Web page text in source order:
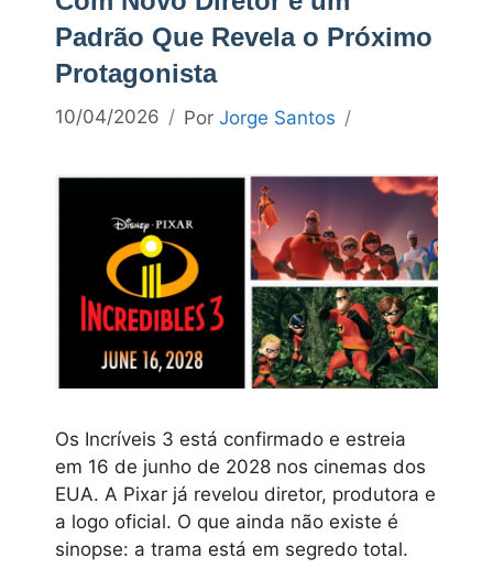
Padrão Que Revela o Próximo
Protagonista
10/04/2026 Por Jorge Santos
Os Incríveis 3 está confirmado e estreia
em 16 de junho de 2028 nos cinemas dos
EUA. A Pixar já revelou diretor, produtora e
a logo oficial. O que ainda não existe é
sinopse: a trama está em segredo total.